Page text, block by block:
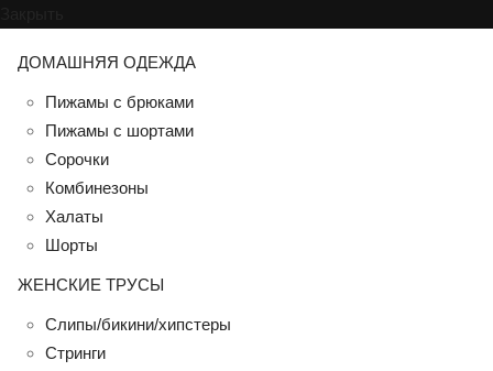
ДОМАШНЯЯ ОДЕЖДА
Пижамы с брюками
Пижамы с шортами
Сорочки
Комбинезоны
Халаты
Шорты
ЖЕНСКИЕ ТРУСЫ
Слипы/бикини/хипстеры
Стринги